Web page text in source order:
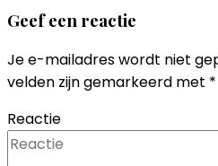
Geef een reactie
Je e-mailadres wordt niet
velden zijn gemarkeerd met *
Reactie